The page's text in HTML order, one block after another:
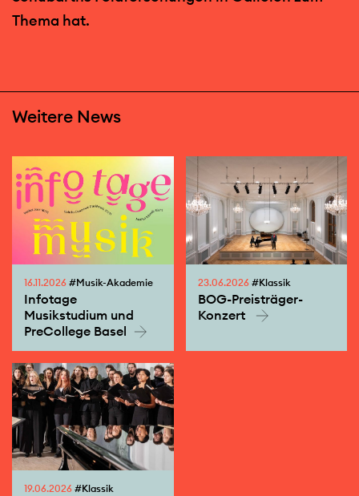
Thema hat.
Weitere News
16.11.2026 #Musik-Akademie
Infotage
Musikstudium und
PreCollege Basel
23.06.2026#Klassik
BOG-Preisträger-
Konzert
19.06.2026 #Klassik